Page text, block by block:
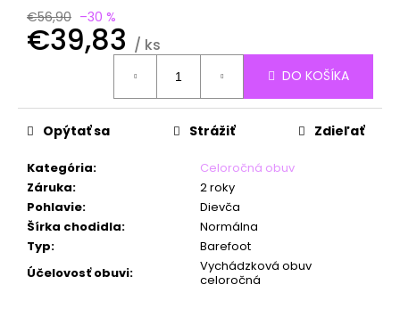
€56,90 –30 %
€39,83 / ks
DO KOŠÍKA
Kategória:
Celoročná obuv
Záruka:
2 roky
Pohlavie:
Dievča
Šírka chodidla:
Normálna
Typ:
Barefoot
Účelovosť obuvi:
Vychádzková obuv
celoročná
Opýtať sa Strážiť Zdieľať
p
o
m
e